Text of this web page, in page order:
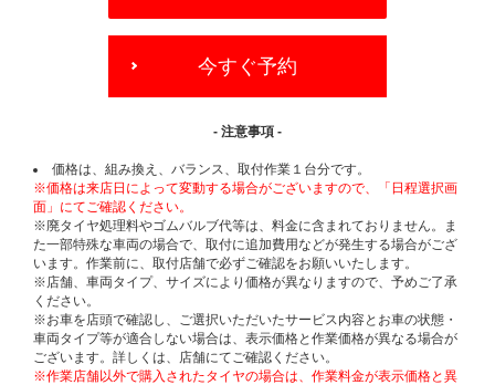
OPTIONS
今すぐ予約
- 注意事項 -
価格は、組み換え、バランス、取付作業１台分です。
※価格は来店日によって変動する場合がございますので、「日程選択画
面」にてご確認ください。
※廃タイヤ処理料やゴムバルブ代等は、料金に含まれておりません。ま
た一部特殊な車両の場合で、取付に追加費用などが発生する場合がござ
います。作業前に、取付店舗で必ずご確認をお願いいたします。
※店舗、車両タイプ、サイズにより価格が異なりますので、予めご了承
ください。
※お車を店頭で確認し、ご選択いただいたサービス内容とお車の状態・
車両タイプ等が適合しない場合は、表示価格と作業価格が異なる場合が
ございます。詳しくは、店舗にてご確認ください。
※作業店舗以外で購入されたタイヤの場合は、作業料金が表示価格と異